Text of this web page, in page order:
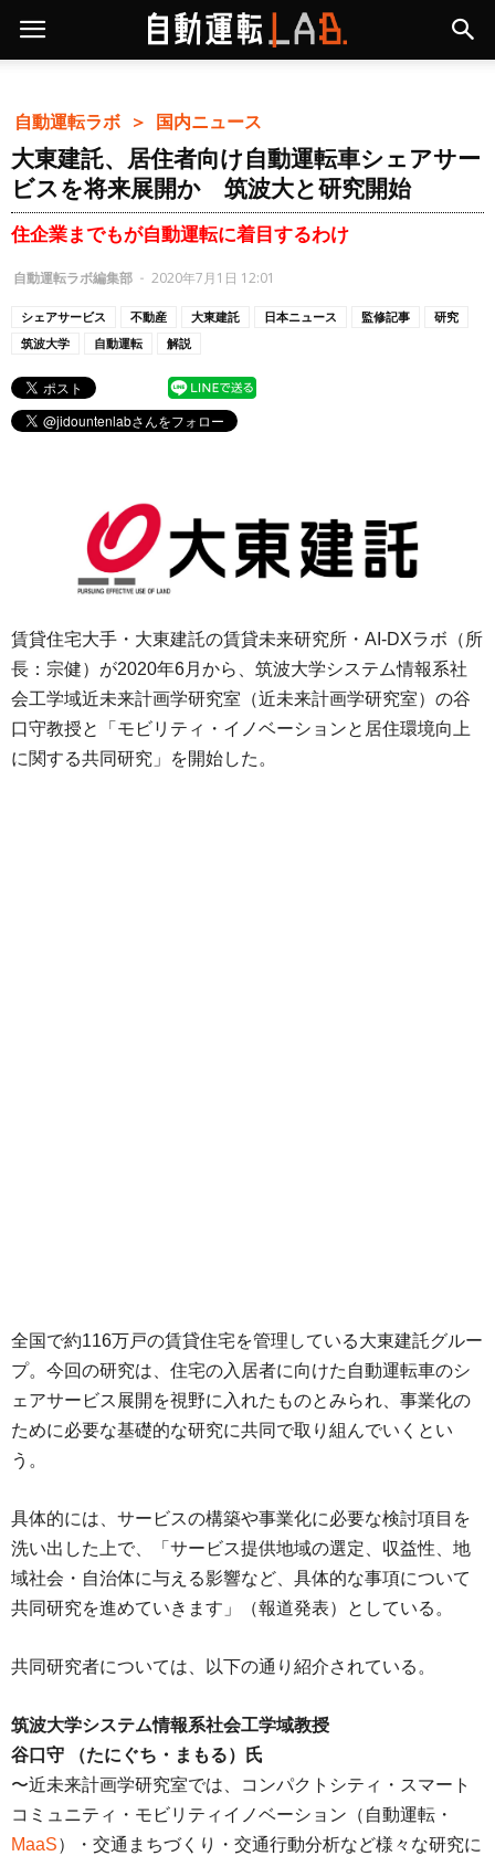
自動運転ラボ ＞ 国内ニュース
大東建託、居住者向け自動運転車シェアサー
ビスを将来展開か 筑波大と研究開始
住企業までもが自動運転に着目するわけ
自動運転ラボ編集部 - 2020年7月1日 12:01
シェアサービス 不動産 大東建託 日本ニュース 監修記事
研究
筑波大学
自動運転 解説
賃貸住宅大手・大東建託の賃貸未来研究所・AI-DXラボ（所
長：宗健）が2020年6月から、筑波大学システム情報系社
会工学域近未来計画学研究室（近未来計画学研究室）の谷
口守教授と「モビリティ・イノベーションと居住環境向上
に関する共同研究」を開始した。
全国で約116万戸の賃貸住宅を管理している大東建託グルー
プ。今回の研究は、住宅の入居者に向けた自動運転車のシ
ェアサービス展開を視野に入れたものとみられ、事業化の
ために必要な基礎的な研究に共同で取り組んでいくとい
う。
具体的には、サービスの構築や事業化に必要な検討項目を
洗い出した上で、「サービス提供地域の選定、収益性、地
域社会・自治体に与える影響など、具体的な事項について
共同研究を進めていきます」（報道発表）としている。
共同研究者については、以下の通り紹介されている。
筑波大学システム情報系社会工学域教授
谷口守 （たにぐち・まもる）氏
〜近未来計画学研究室では、コンパクトシティ・スマート
コミュニティ・モビリティイノベーション（自動運転・
MaaS）・交通まちづくり・交通行動分析など様々な研究に